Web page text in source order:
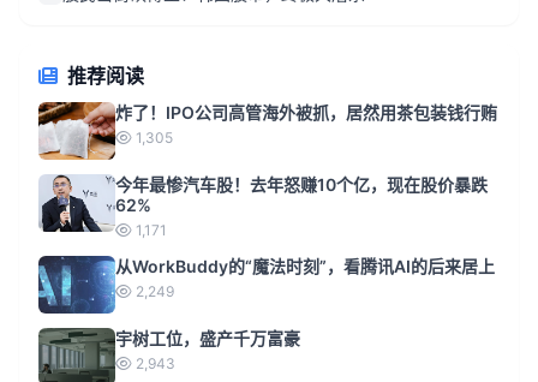
推荐阅读
炸了！IPO公司高管海外被抓，居然用茶包装钱行贿
1,305
今年最惨汽车股！去年怒赚10个亿，现在股价暴跌
62%
1,171
从WorkBuddy的“魔法时刻”，看腾讯AI的后来居上
2,249
宇树工位，盛产千万富豪
2,943